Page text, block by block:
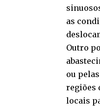
as
Outro
ou
regiões
locais